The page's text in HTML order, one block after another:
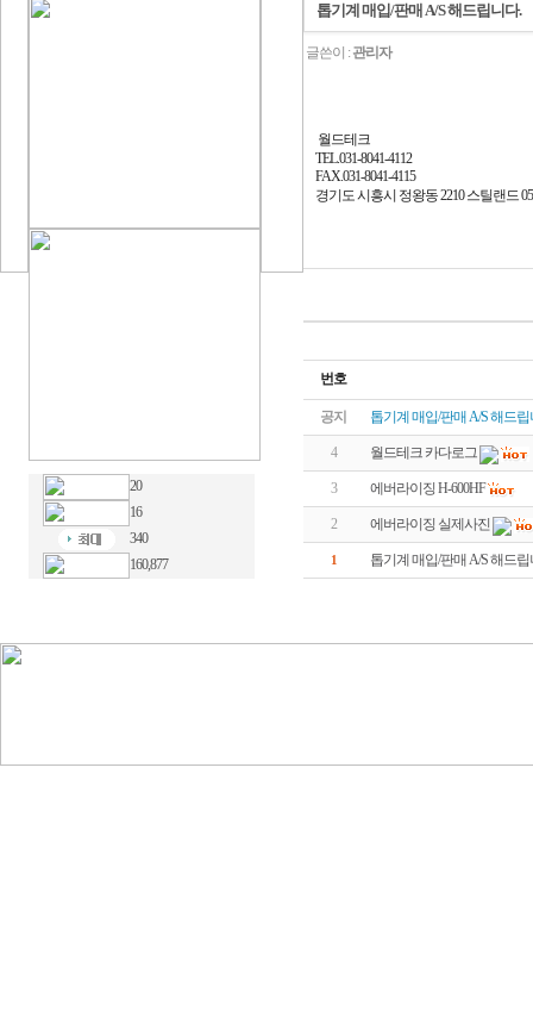
20
16
340
160,877
톱기계 매입/판매 A/S 해드립니다.
글쓴이 : 관리자
월드테크
TEL.031-8041-4112
FAX.031-8041-4115
경기도 시흥시 정왕동 2210 스틸랜드
번호
공지 톱기계 매입/판매 A/S 해드립
4 월드테크 카다로그
3 에버라이징 H-600HF
2 에버라이징 실제사진
1 톱기계 매입/판매 A/S 해드립